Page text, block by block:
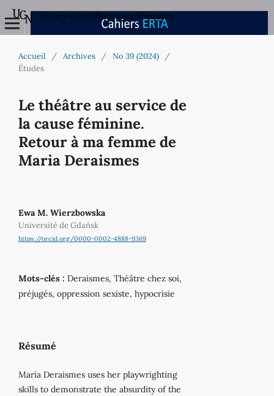
Revues scientifiques académiques
Accueil / Archives / No 39 (2024)
/
Études
Le théâtre au service de
la cause féminine.
Retour à ma femme de
Maria Deraismes
Ewa M. Wierzbowska
Université de Gdańsk
https://orcid.org/0000-0002-4888-9369
Mots-clés : Deraismes, Théâtre chez soi,
préjugés, oppression sexiste, hypocrisie
Résumé
Maria Deraismes uses her playwrighting
skills to demonstrate the absurdity of the